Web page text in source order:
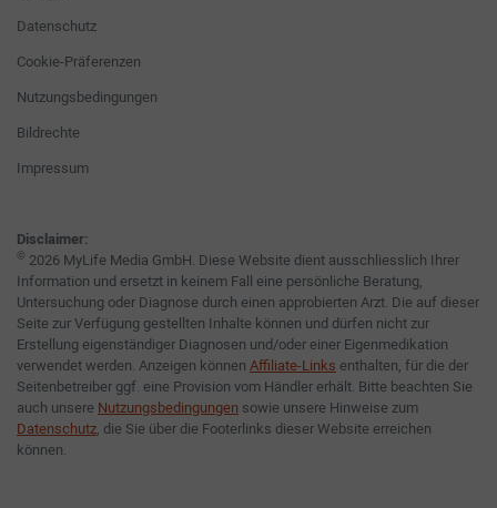
Datenschutz
Cookie-Präferenzen
Nutzungsbedingungen
Bildrechte
Impressum
Disclaimer:
© 2026 MyLife Media GmbH. Diese Website dient ausschliesslich Ihrer
Information und ersetzt in keinem Fall eine persönliche Beratung,
Untersuchung oder Diagnose durch einen approbierten Arzt. Die auf dieser
Seite zur Verfügung gestellten Inhalte können und dürfen nicht zur
Erstellung eigenständiger Diagnosen und/oder einer Eigenmedikation
verwendet werden. Anzeigen können Affiliate-Links enthalten, für die der
Seitenbetreiber ggf. eine Provision vom Händler erhält. Bitte beachten Sie
auch unsere Nutzungsbedingungen sowie unsere Hinweise zum
Datenschutz, die Sie über die Footerlinks dieser Website erreichen
können.